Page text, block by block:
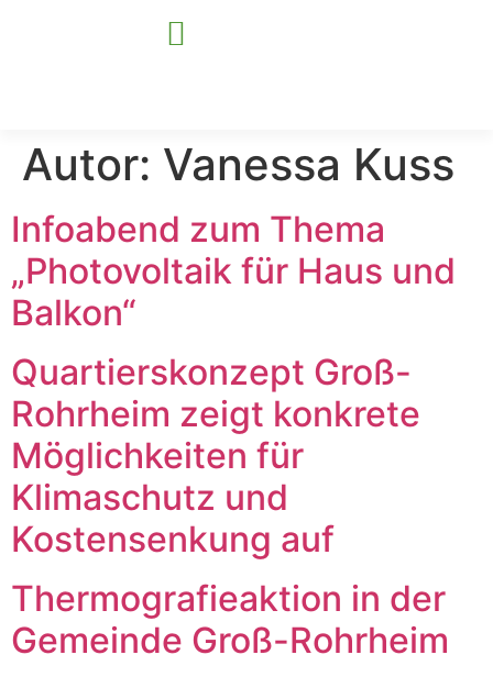
Autor: Vanessa Kuss
Infoabend zum Thema
„Photovoltaik für Haus und
Balkon“
Quartierskonzept Groß-
Rohrheim zeigt konkrete
Möglichkeiten für
Klimaschutz und
Kostensenkung auf
Thermografieaktion in der
Gemeinde Groß-Rohrheim